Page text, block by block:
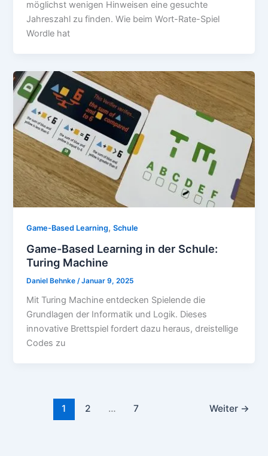
möglichst wenigen Hinweisen eine gesuchte
Jahreszahl zu finden. Wie beim Wort-Rate-Spiel
Wordle hat
Game-Based Learning,Schule
Game-Based Learning in der Schule:
Turing Machine
Daniel Behnke /Januar 9, 2025
Mit Turing Machine entdecken Spielende die
Grundlagen der Informatik und Logik. Dieses
innovative Brettspiel fordert dazu heraus, dreistellige
Codes zu
1 2 … 7 Weiter →